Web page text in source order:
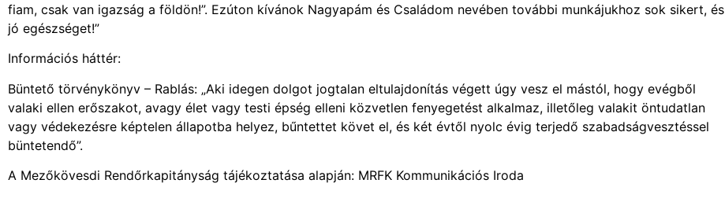
fiam, csak van igazság a földön!”. Ezúton kívánok Nagyapám és Családom nevében további munkájukhoz sok sikert, és
jó egészséget!”
Információs háttér:
Büntető törvénykönyv – Rablás: „Aki idegen dolgot jogtalan eltulajdonítás végett úgy vesz el mástól, hogy evégből
valaki ellen erőszakot, avagy élet vagy testi épség elleni közvetlen fenyegetést alkalmaz, illetőleg valakit öntudatlan
vagy védekezésre képtelen állapotba helyez, bűntettet követ el, és két évtől nyolc évig terjedő szabadságvesztéssel
büntetendő”.
A Mezőkövesdi Rendőrkapitányság tájékoztatása alapján: MRFK Kommunikációs Iroda